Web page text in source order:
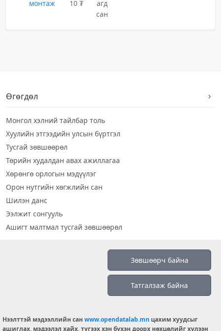
монтаж
10 ₮
агд
сан
Өгөгдөл
Монгол хэлний тайлбар толь
Хуулийн этгээдийн улсын бүртгэл
Тусгай зөвшөөрөл
Төрийн худалдан авах ажиллагаа
Хөрөнгө орлогын мэдүүлэг
Орон нутгийн хөгжлийн сан
Шилэн данс
Ээлжит сонгууль
Ашигт малтмал тусгай зөвшөөрөл
info@opendatalab.mn
Зөвшөөрч байна
Татгалзаж байна
Нээлттэй мэдээллийн сан www.opendatalab.mn цахим хуудсыг
ашиглах, мэдээлэл хайх, түгээх хэн бүхэн доорх нөхцөлийг хүлээн